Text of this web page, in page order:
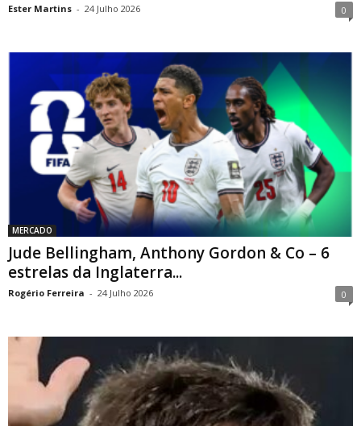
Ester Martins - 24 Julho 2026 0
MERCADO
Jude Bellingham, Anthony Gordon & Co – 6
estrelas da Inglaterra...
Rogério Ferreira - 24 Julho 2026 0